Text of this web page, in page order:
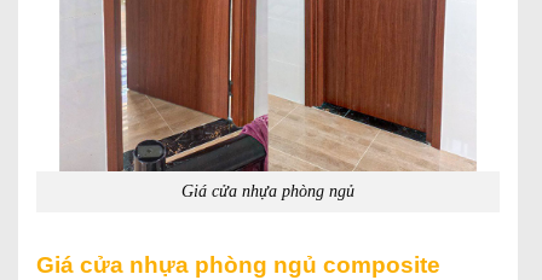
Giá cửa nhựa phòng ngủ
Giá cửa nhựa phòng ngủ composite